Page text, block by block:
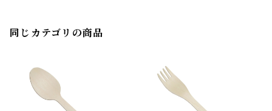
同じカテゴリの商品